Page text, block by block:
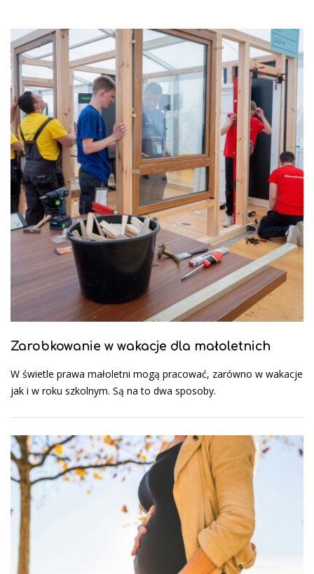
Zarobkowanie w wakacje dla małoletnich
W świetle prawa małoletni mogą pracować, zarówno w wakacje
jak i w roku szkolnym. Są na to dwa sposoby.